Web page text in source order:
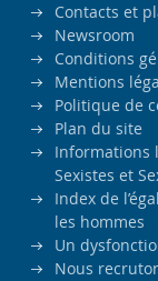
Contacts et
Newsroom
Conditions
Mentions
Politique de
Plan du site
Informations
Sexistes et
Index de
les hommes
Un
Nous